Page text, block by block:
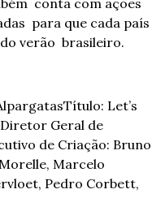
conta com ações
para que cada país
verão  brasileiro.
Let’s
Geral de
de Criação: Bruno
Marcelo
Pedro Corbett,